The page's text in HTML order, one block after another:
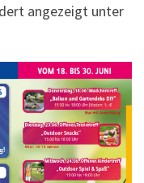
angezeigt unter